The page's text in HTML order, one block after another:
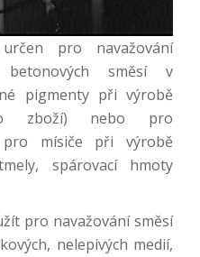
pro navažování
směsí v
pigmenty při výrobě
zboží) nebo pro
pro mísiče při výrobě
spárovací hmoty
pro navažování směsí
nelepivých medií,